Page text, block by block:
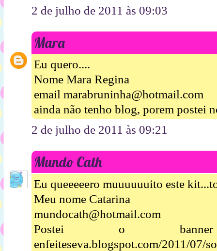
2 de julho de 2011 às 09:03
Mara
Eu quero....
Nome Mara Regina
email marabruninha@hotmail.com
ainda não tenho blog, porem postei
2 de julho de 2011 às 09:21
Mundo Cath
Eu queeeeero muuuuuuito este
Meu nome Catarina
mundocath@hotmail.com
Postei o banner
enfeiteseva.blogspot.com/2011/07/